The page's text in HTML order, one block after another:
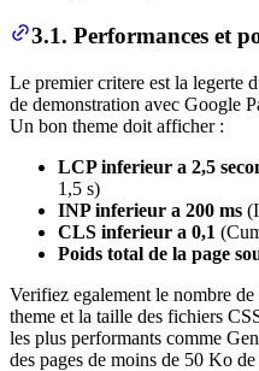
3.1. Performances et
Le premier critere est la legerte
de demonstration avec Google
Un bon theme doit afficher :
LCP inferieur a 2,5
1,5 s)
INP inferieur a 200 ms
CLS inferieur a 0,1
Poids total de la page
Verifiez egalement le nombre
theme et la taille des fichiers
les plus performants comme
des pages de moins de 50 Ko